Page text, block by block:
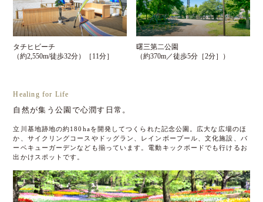
タチヒビーチ
（約2,550m/徒歩32分）［11分］
曙三第二公園
（約370m／徒歩5分［2分］）
Healing for Life
自然が集う公園で心潤す日常。
立川基地跡地の約180haを開発してつくられた記念公園。広大な広場のほ
か、サイクリングコースやドッグラン、レインボープール、文化施設、バ
ーベキューガーデンなども揃っています。電動キックボードでも行けるお
出かけスポットです。